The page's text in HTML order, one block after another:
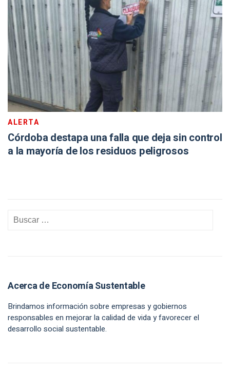
ALERTA
Córdoba destapa una falla que deja sin control
a la mayoría de los residuos peligrosos
Acerca de Economía Sustentable
Brindamos información sobre empresas y gobiernos
responsables en mejorar la calidad de vida y favorecer el
desarrollo social sustentable.